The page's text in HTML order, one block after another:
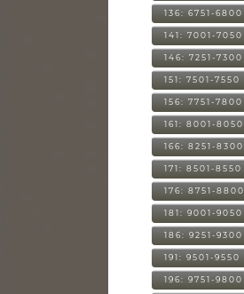
136: 6751-6800
141: 7001-7050
146: 7251-7300
151: 7501-7550
156: 7751-7800
161: 8001-8050
166: 8251-8300
171: 8501-8550
176: 8751-8800
181: 9001-9050
186: 9251-9300
191: 9501-9550
196: 9751-9800